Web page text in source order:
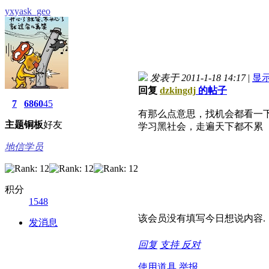
yxyask_geo
7
主题
6860
铜板
45
好友
地信学员
积分
1548
发消息
发表于 2011-1-18 14:17 | 显
回复 dzkingdj 的帖子
有那么点意思，找机会都看一
学习黑社会，走遍天下都不累
该会员没有填写今日想说内容.
回复 支持 反对
使用道具 举报